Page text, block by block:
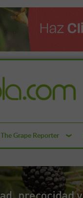
The Grape Reporter